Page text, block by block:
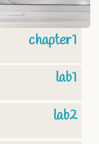
chapter1
lab1
lab2